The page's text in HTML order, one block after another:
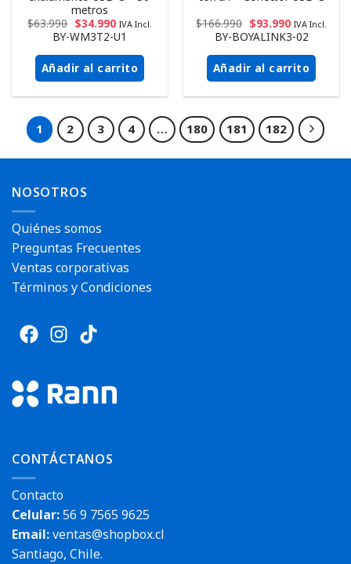
metros
$63.990 $34.990 IVA Incl.
BY-WM3T2-U1
Añadir al carrito
$166.990 $93.990 IVA Incl.
BY-BOYALINK3-02
Añadir al carrito
1 2 3 4 … 180 181 182
NOSOTROS
Quiénes somos
Preguntas Frecuentes
Ventas corporativas
Términos y Condiciones
CONTÁCTANOS
Contacto
Celular:56 9 7565 9625
Email:ventas@shopbox.cl
Santiago, Chile.